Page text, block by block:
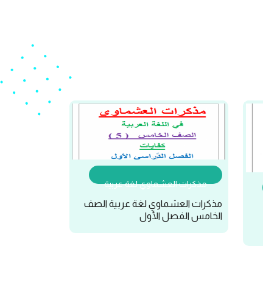
مذكرات العشماوي لغة عربية
مذكرات العشماوي لغة عربية الصف
الخامس الفصل الأول